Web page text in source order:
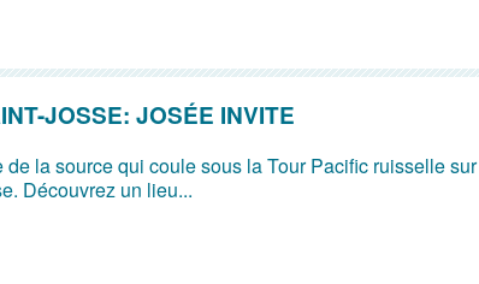
JOSSE: JOSÉE INVITE
de la source qui coule sous la Tour Pacific ruisselle sur
Découvrez un lieu...